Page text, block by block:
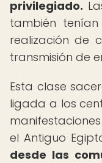
privilegiado.
también
realización de
transmisión de
Esta clase
ligada a los
el Antiguo
desde las